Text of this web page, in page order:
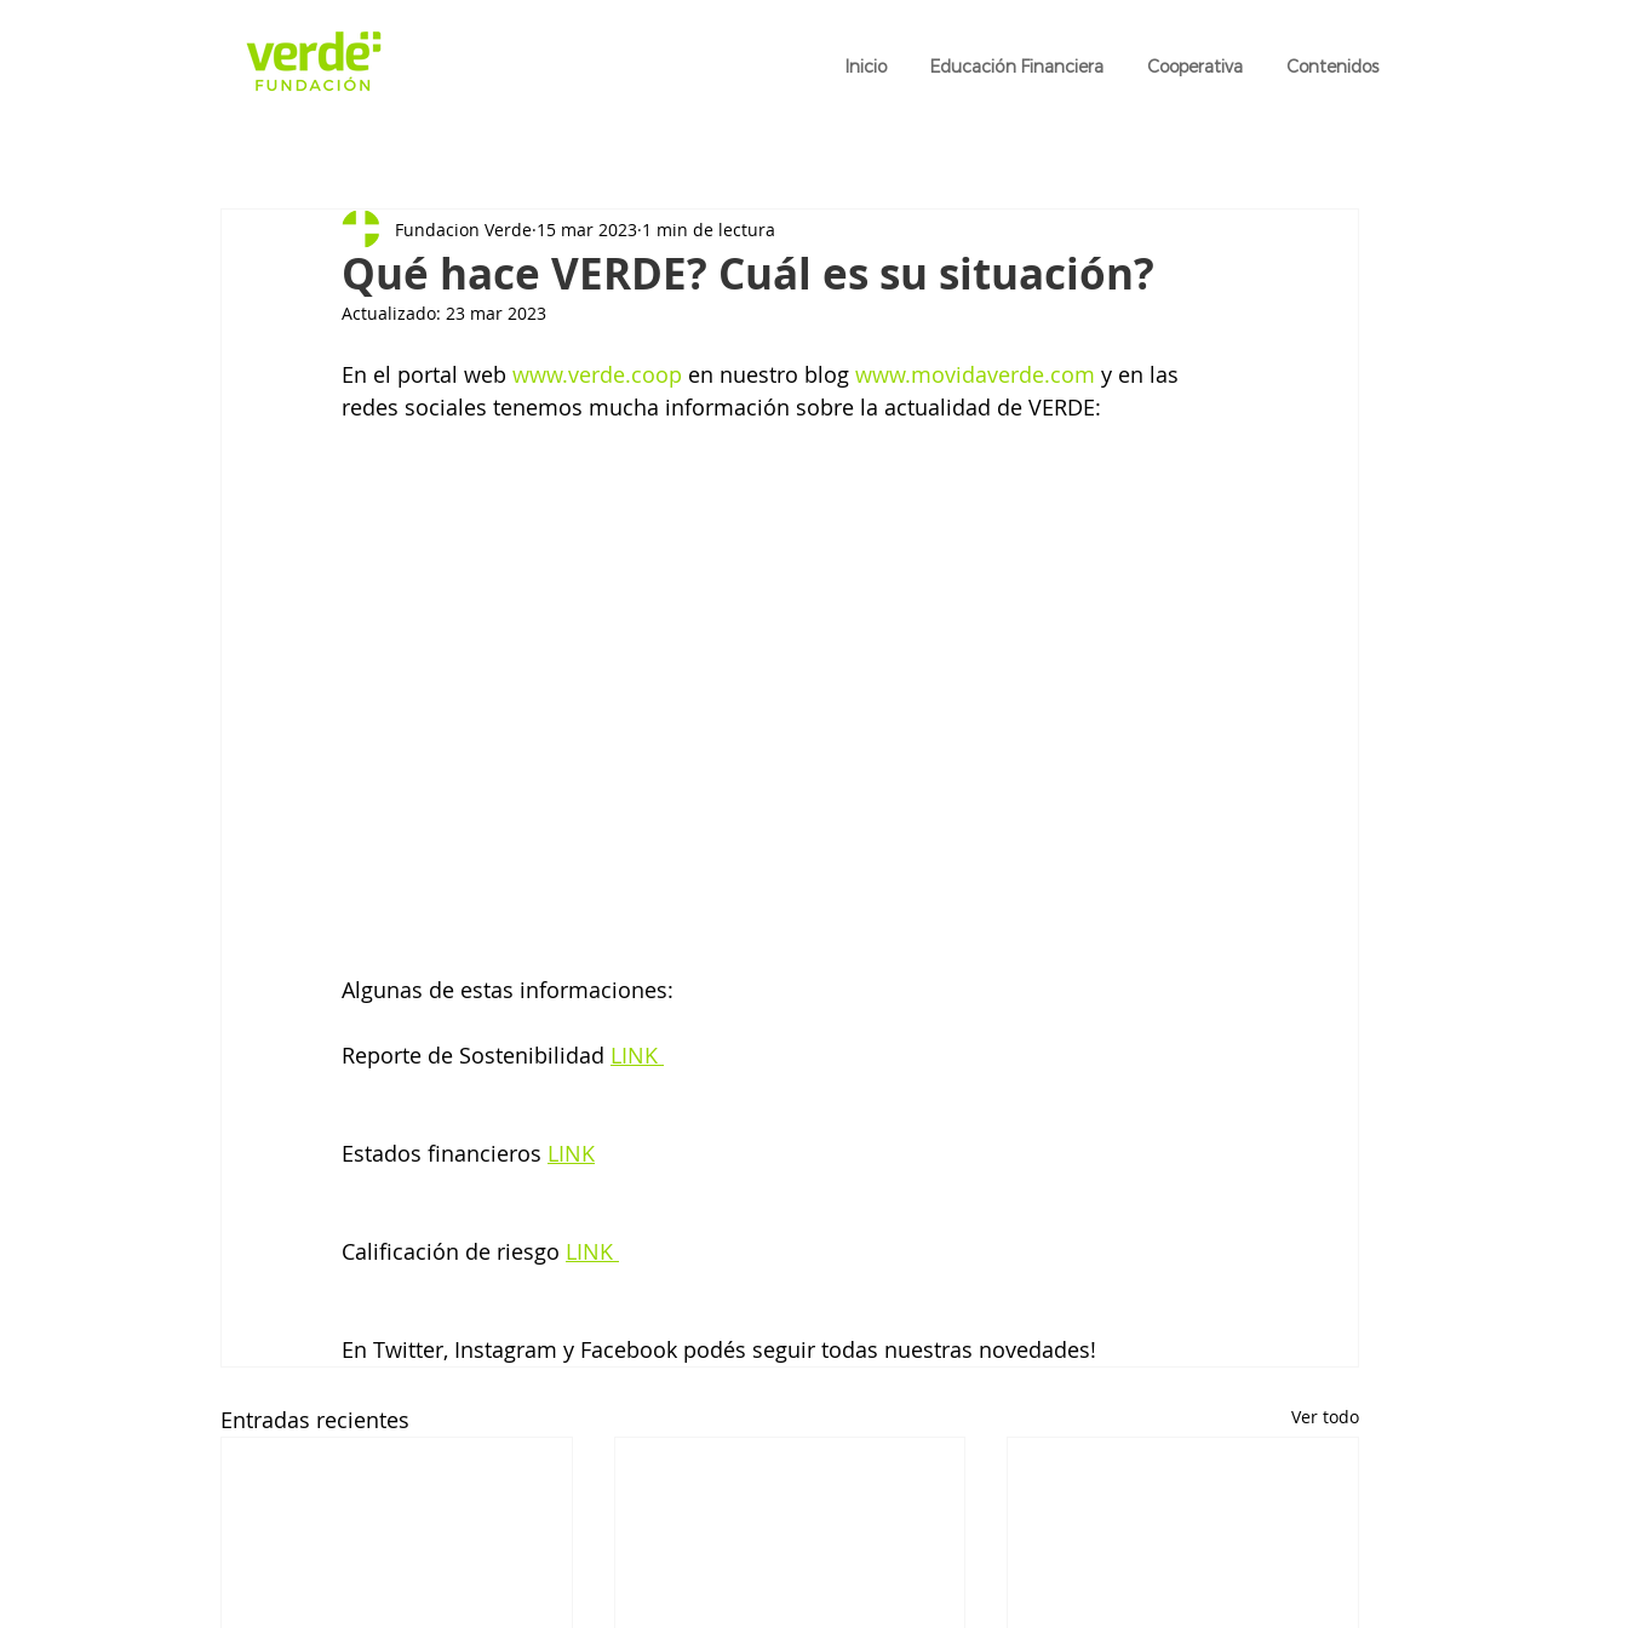
Inicio Educación Financiera Cooperativa Contenidos
Qué hace VERDE? Cuál es su situación?
Fundacion Verde 15 mar 2023 1 min de lectura
Actualizado: 23 mar 2023
En el portal web www.verde.coop en nuestro blog www.movidaverde.com y en las
redes sociales tenemos mucha información sobre la actualidad de VERDE:
Algunas de estas informaciones:
Reporte de Sostenibilidad LINK
Estados financieros LINK
Calificación de riesgo LINK
En Twitter, Instagram y Facebook podés seguir todas nuestras novedades!
Entradas recientes Ver todo